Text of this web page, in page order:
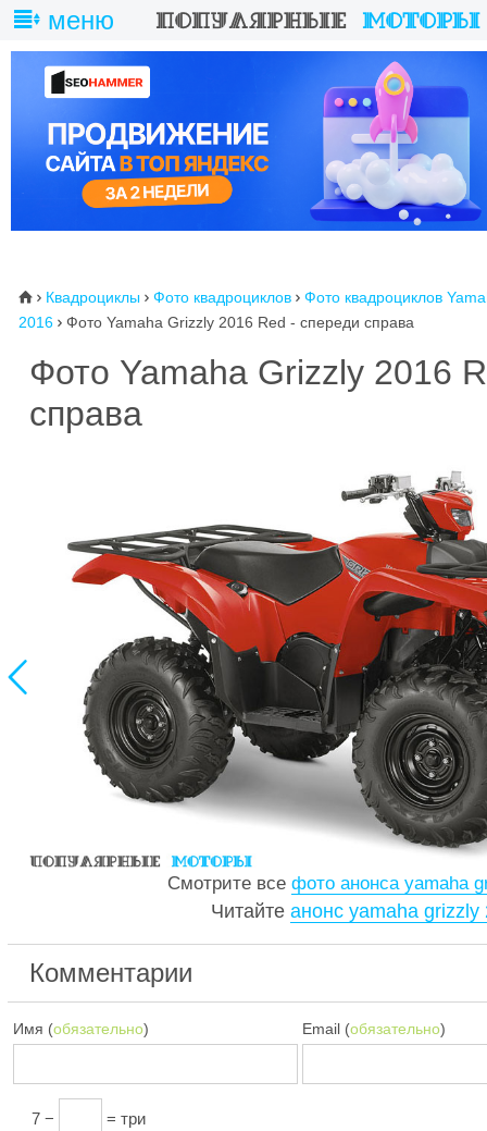
меню
⌂  Квадроциклы  Фото квадроциклов  Фото квадроциклов
2016  Фото Yamaha Grizzly 2016 Red - спереди справа
Фото Yamaha Grizzly 2016
справа

Смотрите все фото анонса yamaha
Читайте анонс yamaha grizzly
Комментарии
Имя (обязательно) Email (обязательно)
7 − = три